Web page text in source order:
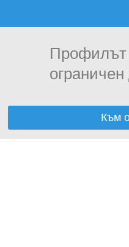
Профилът
Към